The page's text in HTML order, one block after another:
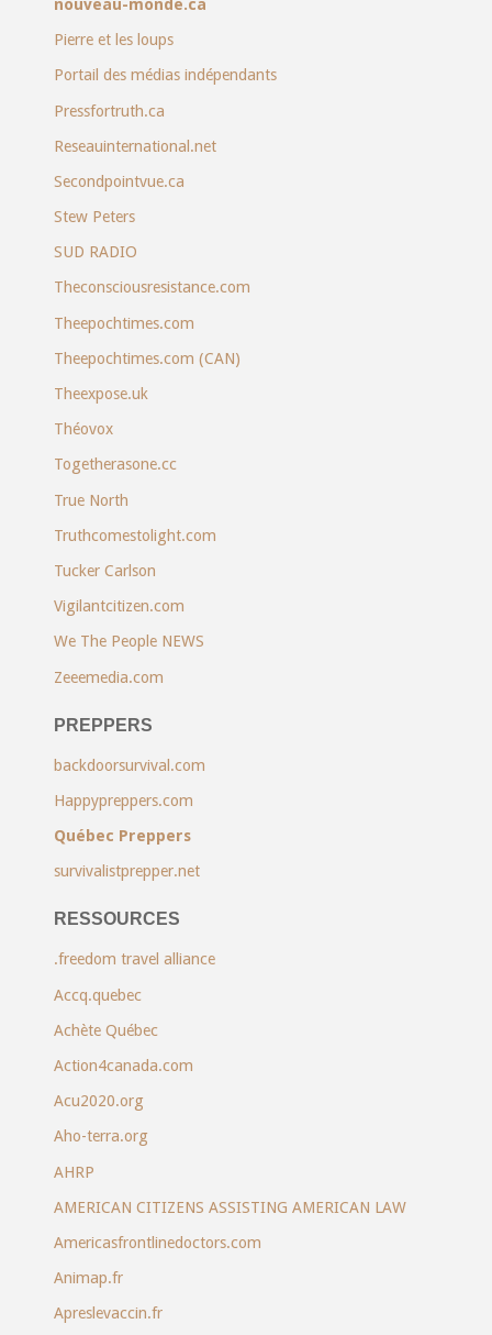
nouveau-monde.ca
Pierre et les loups
Portail des médias indépendants
Pressfortruth.ca
Reseauinternational.net
Secondpointvue.ca
Stew Peters
SUD RADIO
Theconsciousresistance.com
Theepochtimes.com
Theepochtimes.com (CAN)
Theexpose.uk
Théovox
Togetherasone.cc
True North
Truthcomestolight.com
Tucker Carlson
Vigilantcitizen.com
We The People NEWS
Zeeemedia.com
PREPPERS
backdoorsurvival.com
Happypreppers.com
Québec Preppers
survivalistprepper.net
RESSOURCES
.freedom travel alliance
Accq.quebec
Achète Québec
Action4canada.com
Acu2020.org
Aho-terra.org
AHRP
AMERICAN CITIZENS ASSISTING AMERICAN LAW
Americasfrontlinedoctors.com
Animap.fr
Apreslevaccin.fr